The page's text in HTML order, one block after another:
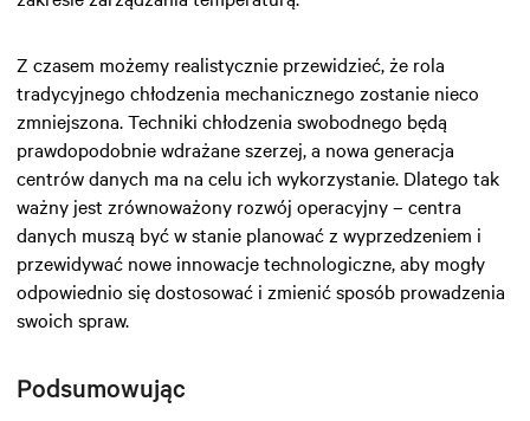
Z czasem możemy realistycznie przewidzieć, że rola
tradycyjnego chłodzenia mechanicznego zostanie nieco
zmniejszona. Techniki chłodzenia swobodnego będą
prawdopodobnie wdrażane szerzej, a nowa generacja
centrów danych ma na celu ich wykorzystanie. Dlatego tak
ważny jest zrównoważony rozwój operacyjny – centra
danych muszą być w stanie planować z wyprzedzeniem i
przewidywać nowe innowacje technologiczne, aby mogły
odpowiednio się dostosować i zmienić sposób prowadzenia
swoich spraw.
Podsumowując